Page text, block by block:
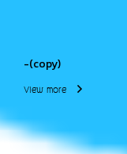
-(copy)
View more